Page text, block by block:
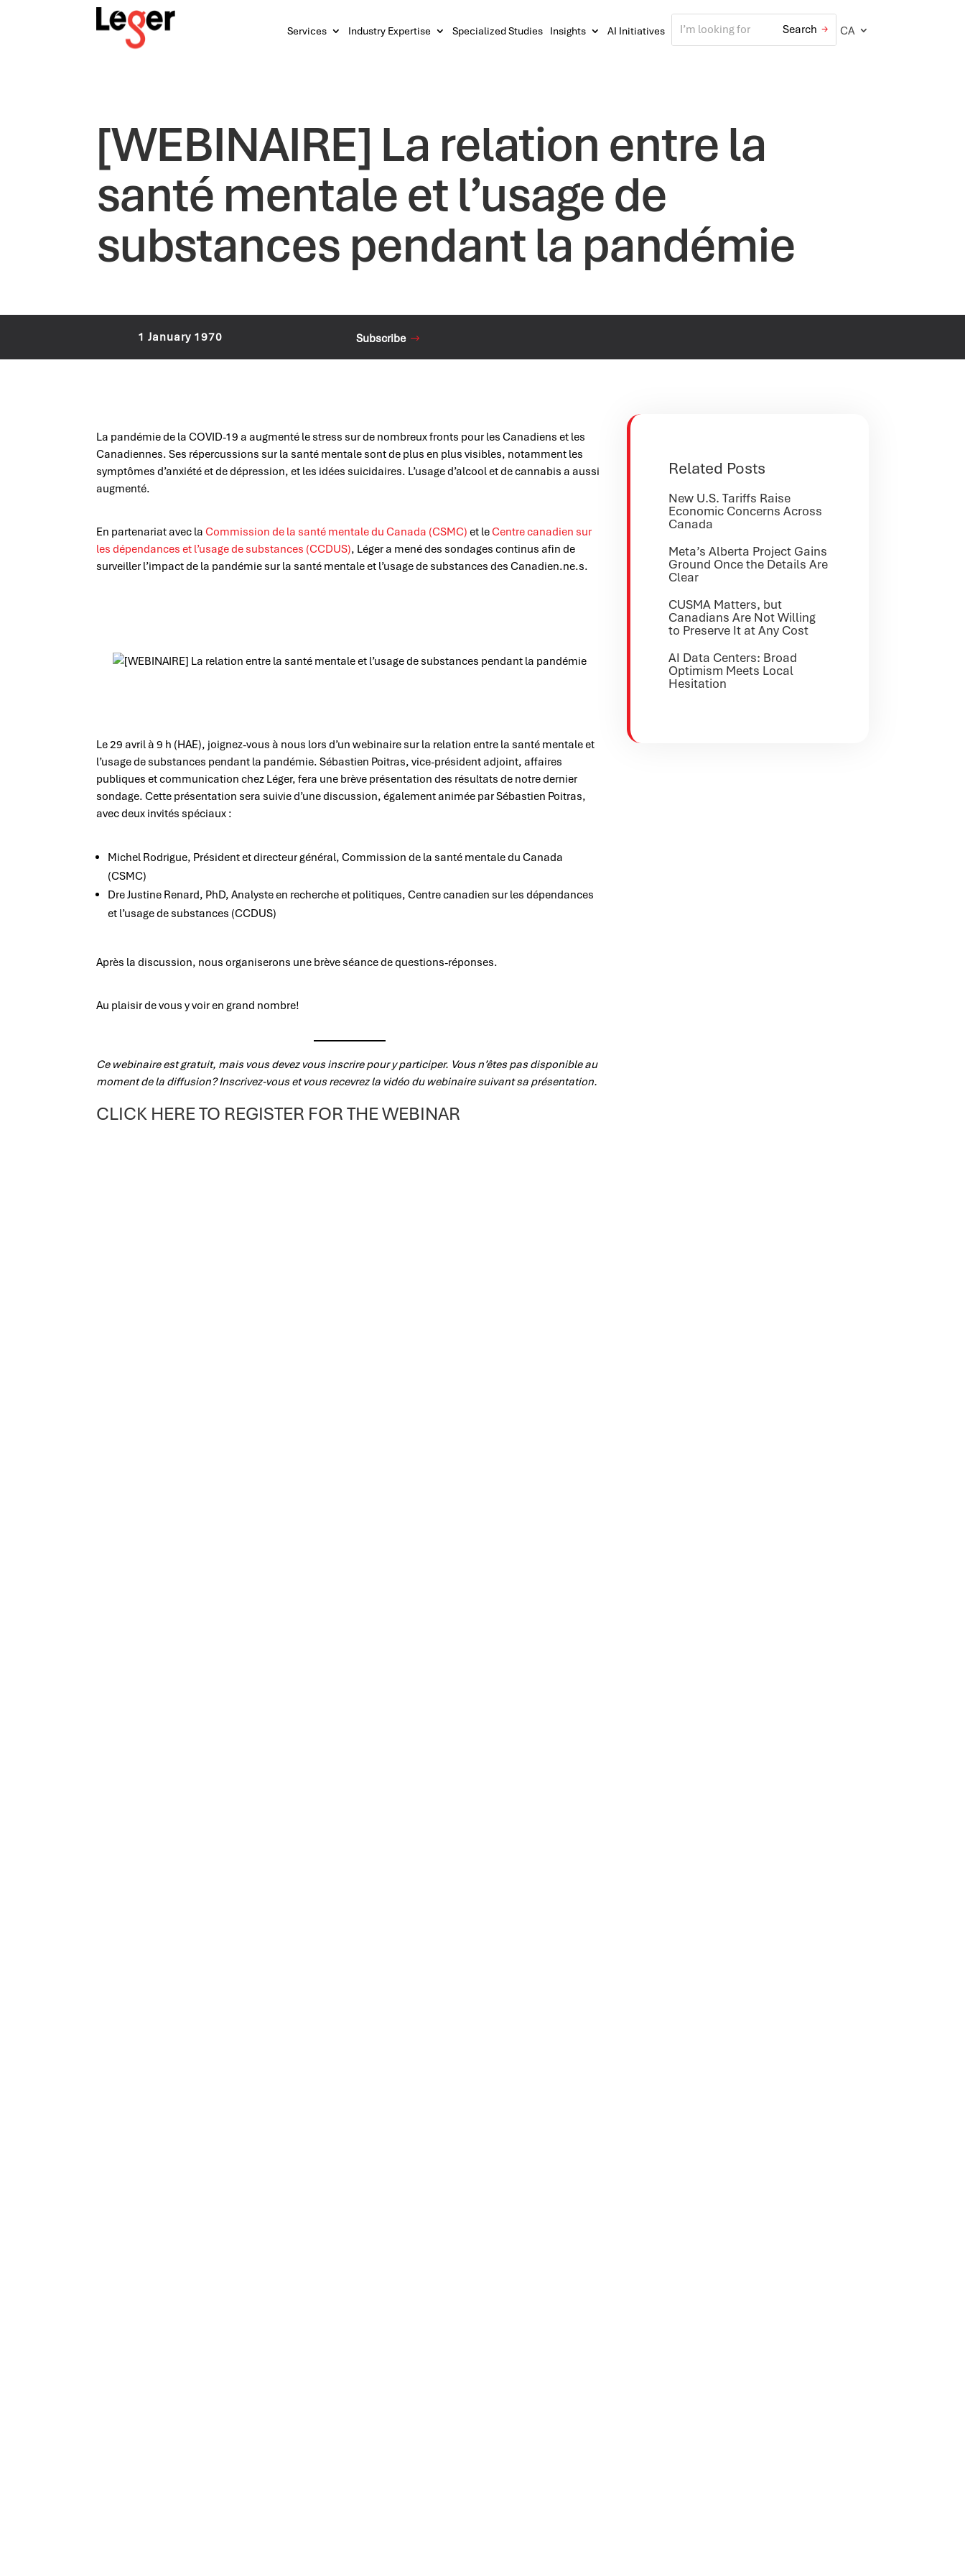
Services Industry Expertise Specialized Studies Insights AI Initiatives CA
[WEBINAIRE] La relation entre la
santé mentale et l’usage de
substances pendant la pandémie
1 January 1970 Subscribe
La pandémie de la COVID-19 a augmenté le stress sur de nombreux fronts pour les Canadiens et les
Canadiennes. Ses répercussions sur la santé mentale sont de plus en plus visibles, notamment les
symptômes d’anxiété et de dépression, et les idées suicidaires. L’usage d’alcool et de cannabis a aussi
augmenté.
En partenariat avec laCommission de la santé mentale du Canada (CSMC) et leCentre canadien sur
les dépendances et l’usage de substances (CCDUS), Léger a mené des sondages continus afin de
surveiller l’impact de la pandémie sur la santé mentale et l’usage de substances des Canadien.ne.s.
Le 29 avril à 9 h (HAE), joignez-vous à nous lors d’un webinaire sur la relation entre la santé mentale et
l’usage de substances pendant la pandémie. Sébastien Poitras, vice-président adjoint, affaires
publiques et communication chez Léger, fera une brève présentation des résultats de notre dernier
sondage. Cette présentation sera suivie d’une discussion, également animée par Sébastien Poitras,
avec deux invités spéciaux :
Michel Rodrigue, Président et directeur général, Commission de la santé mentale du Canada
(CSMC)
Dre Justine Renard, PhD, Analyste en recherche et politiques, Centre canadien sur les dépendances
et l’usage de substances (CCDUS)
Après la discussion, nous organiserons une brève séance de questions-réponses.
Au plaisir de vous y voir en grand nombre!
Ce webinaire est gratuit, mais vous devez vous inscrire pour y participer. Vous n’êtes pas disponible au
moment de la diffusion? Inscrivez-vous et vous recevrez la vidéo du webinaire suivant sa présentation.
CLICK HERE TO REGISTER FOR THE WEBINAR
Related Posts
New U.S. Tariffs Raise
Economic Concerns Across
Canada
Meta’s Alberta Project Gains
Ground Once the Details Are
Clear
CUSMA Matters, but
Canadians Are Not Willing
to Preserve It at Any Cost
AI Data Centers: Broad
Optimism Meets Local
Hesitation